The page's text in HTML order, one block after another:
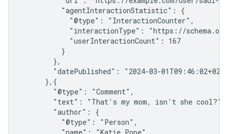
          "agentInteractionStatistic": {
            "@type": "InteractionCounter",
"interactionType": "https://
            "userInteractionCount": 167
          }
        },
"datePublished": "2024-03-
      },{
        "@type": "Comment",
        "text": "That's my mom, isn't she cool?",
        "author": {
          "@type": "Person",